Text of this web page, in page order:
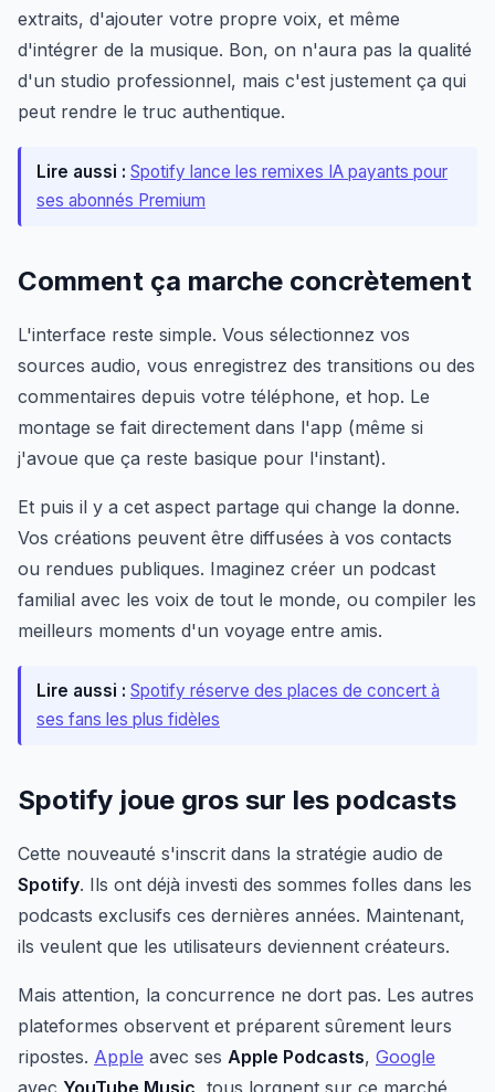
extraits, d'ajouter votre propre voix, et même
d'intégrer de la musique. Bon, on n'aura pas la qualité
d'un studio professionnel, mais c'est justement ça qui
peut rendre le truc authentique.
Lire aussi : Spotify lance les remixes IA payants pour
ses abonnés Premium
Comment ça marche concrètement
L'interface reste simple. Vous sélectionnez vos
sources audio, vous enregistrez des transitions ou des
commentaires depuis votre téléphone, et hop. Le
montage se fait directement dans l'app (même si
j'avoue que ça reste basique pour l'instant).
Et puis il y a cet aspect partage qui change la donne.
Vos créations peuvent être diffusées à vos contacts
ou rendues publiques. Imaginez créer un podcast
familial avec les voix de tout le monde, ou compiler les
meilleurs moments d'un voyage entre amis.
Lire aussi : Spotify réserve des places de concert à
ses fans les plus fidèles
Spotify joue gros sur les podcasts
Cette nouveauté s'inscrit dans la stratégie audio de
Spotify. Ils ont déjà investi des sommes folles dans les
podcasts exclusifs ces dernières années. Maintenant,
ils veulent que les utilisateurs deviennent créateurs.
Mais attention, la concurrence ne dort pas. Les autres
plateformes observent et préparent sûrement leurs
ripostes. Apple avec ses Apple Podcasts, Google
avec YouTube Music , tous lorgnent sur ce marché